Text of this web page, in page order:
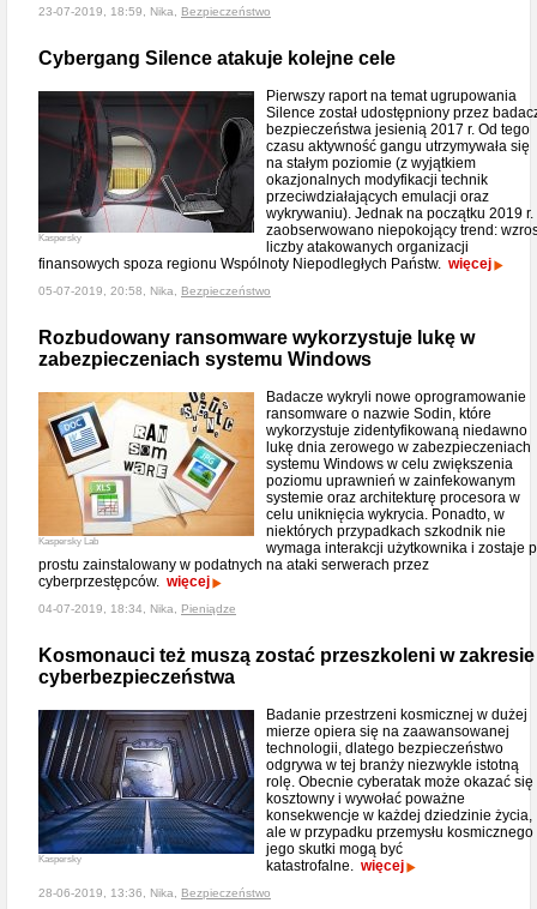
23-07-2019, 18:59, Nika, Bezpieczeństwo
Cybergang Silence atakuje kolejne cele
Kaspersky
Pierwszy raport na temat ugrupowania
Silence został udostępniony przez
bezpieczeństwa jesienią 2017 r. Od tego
czasu aktywność gangu utrzymywała się
na stałym poziomie (z wyjątkiem
okazjonalnych modyfikacji technik
przeciwdziałających emulacji oraz
wykrywaniu). Jednak na początku 2019 r.
zaobserwowano niepokojący trend:
liczby atakowanych organizacji
finansowych spoza regionu Wspólnoty Niepodległych Państw. więcej
05-07-2019, 20:58, Nika, Bezpieczeństwo
Rozbudowany ransomware wykorzystuje lukę w
zabezpieczeniach systemu Windows
Kaspersky Lab
Badacze wykryli nowe oprogramowanie
ransomware o nazwie Sodin, które
wykorzystuje zidentyfikowaną niedawno
lukę dnia zerowego w zabezpieczeniach
systemu Windows w celu zwiększenia
poziomu uprawnień w zainfekowanym
systemie oraz architekturę procesora w
celu uniknięcia wykrycia. Ponadto, w
niektórych przypadkach szkodnik nie
wymaga interakcji użytkownika i zostaje
prostu zainstalowany w podatnych na ataki serwerach przez
cyberprzestępców. więcej
04-07-2019, 18:34, Nika, Pieniądze
Kosmonauci też muszą zostać przeszkoleni w zakresie
cyberbezpieczeństwa
Kaspersky
Badanie przestrzeni kosmicznej w dużej
mierze opiera się na zaawansowanej
technologii, dlatego bezpieczeństwo
odgrywa w tej branży niezwykle istotną
rolę. Obecnie cyberatak może okazać się
kosztowny i wywołać poważne
konsekwencje w każdej dziedzinie życia,
ale w przypadku przemysłu kosmicznego
jego skutki mogą być
katastrofalne. więcej
28-06-2019, 13:36, Nika, Bezpieczeństwo